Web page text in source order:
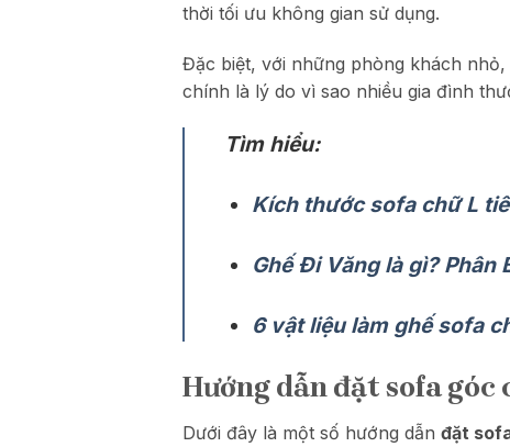
thời tối ưu không gian sử dụng.
Đặc biệt, với những phòng khách
chính là lý do vì sao nhiều gia đình
Tìm hiểu:
Kích thước sofa chữ L
Ghế Đi Văng là gì? Phân
6 vật liệu làm ghế sofa
Hướng dẫn đặt sofa góc
Dưới đây là một số hướng dẫnđặt